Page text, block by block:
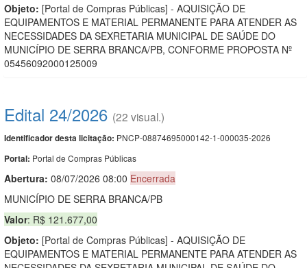
Objeto: [Portal de Compras Públicas] - AQUISIÇÃO DE
EQUIPAMENTOS E MATERIAL PERMANENTE PARA ATENDER AS
NECESSIDADES DA SEXRETARIA MUNICIPAL DE SAÚDE DO
MUNICÍPIO DE SERRA BRANCA/PB, CONFORME PROPOSTA Nº
05456092000125009
Edital 24/2026 (22 visual.)
Identificador desta licitação: PNCP-08874695000142-1-000035-2026
Portal: Portal de Compras Públicas
Abertura: 08/07/2026 08:00 Encerrada
MUNICÍPIO DE SERRA BRANCA/PB
Valor: R$ 121.677,00
Objeto: [Portal de Compras Públicas] - AQUISIÇÃO DE
EQUIPAMENTOS E MATERIAL PERMANENTE PARA ATENDER AS